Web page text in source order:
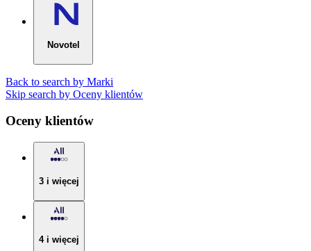
Novotel
Back to search by Marki
Skip search by Oceny klientów
Oceny klientów
3 i więcej
4 i więcej